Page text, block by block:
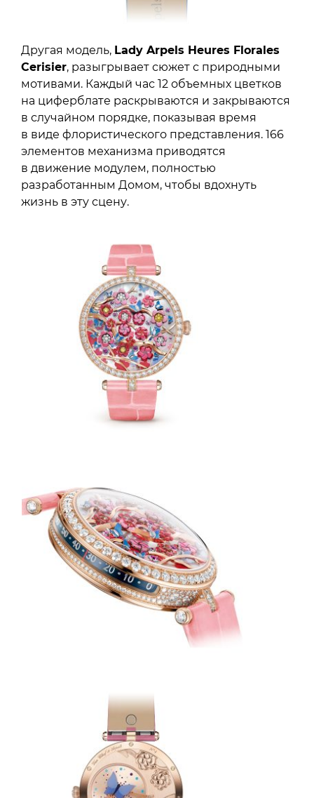
Другая модель, Lady Arpels Heures Florales
Cerisier, разыгрывает сюжет с природными
мотивами. Каждый час 12 объемных цветков
на циферблате раскрываются и закрываются
в случайном порядке, показывая время
в виде флористического представления. 166
элементов механизма приводятся
в движение модулем, полностью
разработанным Домом, чтобы вдохнуть
жизнь в эту сцену.